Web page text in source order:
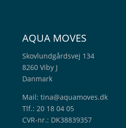
AQUA MOVES
Skovlundgårdsvej 134
8260 Viby J
Danmark
Mail: tina@aquamoves.dk
Tlf.: 20 18 04 05
CVR-nr.: DK38839357